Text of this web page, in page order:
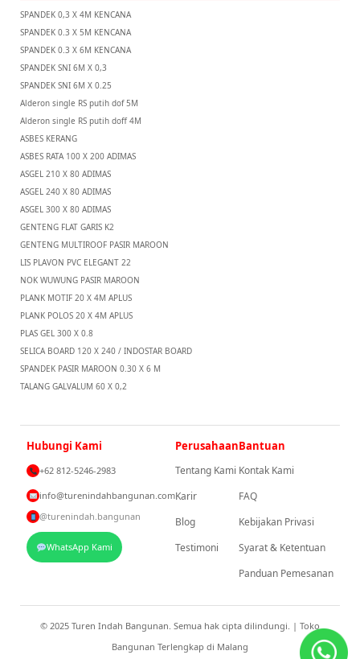
SPANDEK 0,3 X 4M KENCANA
SPANDEK 0.3 X 5M KENCANA
SPANDEK 0.3 X 6M KENCANA
SPANDEK SNI 6M X 0,3
SPANDEK SNI 6M X 0.25
Alderon single RS putih dof 5M
Alderon single RS putih doff 4M
ASBES KERANG
ASBES RATA 100 X 200 ADIMAS
ASGEL 210 X 80 ADIMAS
ASGEL 240 X 80 ADIMAS
ASGEL 300 X 80 ADIMAS
GENTENG FLAT GARIS K2
GENTENG MULTIROOF PASIR MAROON
LIS PLAVON PVC ELEGANT 22
NOK WUWUNG PASIR MAROON
PLANK MOTIF 20 X 4M APLUS
PLANK POLOS 20 X 4M APLUS
PLAS GEL 300 X 0.8
SELICA BOARD 120 X 240 / INDOSTAR BOARD
SPANDEK PASIR MAROON 0.30 X 6 M
TALANG GALVALUM 60 X 0,2
Hubungi Kami
+62 812-5246-2983
info@turenindahbangunan.com
@turenindah.bangunan
WhatsApp Kami
Perusahaan
Tentang Kami
Karir
Blog
Testimoni
Bantuan
Kontak Kami
FAQ
Kebijakan Privasi
Syarat & Ketentuan
Panduan Pemesanan
© 2025 Turen Indah Bangunan. Semua hak cipta dilindungi. | Toko
Bangunan Terlengkap di Malang